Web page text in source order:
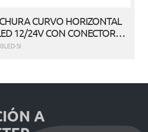
CURVO HORIZONTAL
12/24V CON CONECTOR…
SI
A